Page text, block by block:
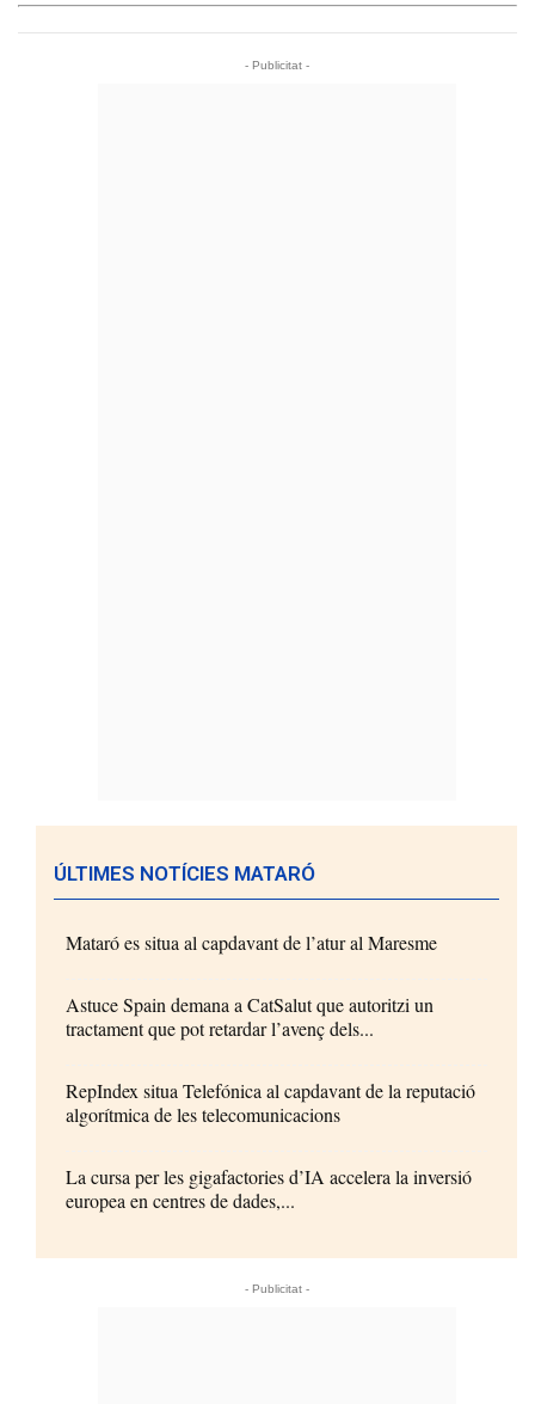
- Publicitat -
ÚLTIMES NOTÍCIES MATARÓ
Mataró es situa al capdavant de l’atur al Maresme
Astuce Spain demana a CatSalut que autoritzi un
tractament que pot retardar l’avenç dels...
RepIndex situa Telefónica al capdavant de la reputació
algorítmica de les telecomunicacions
La cursa per les gigafactories d’IA accelera la inversió
europea en centres de dades,...
- Publicitat -